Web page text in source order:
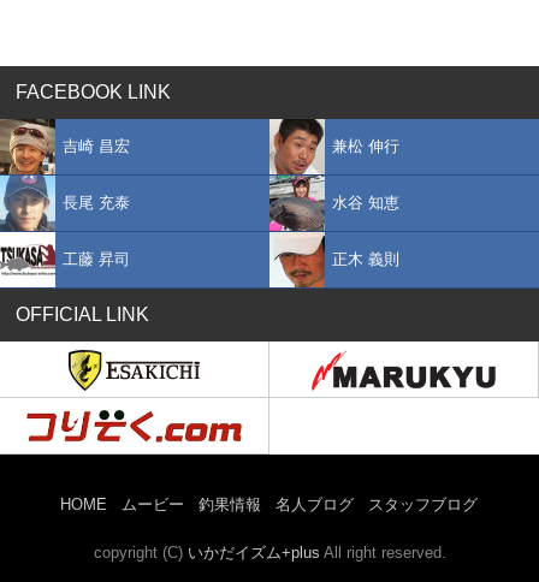
FACEBOOK LINK
吉崎 昌宏 兼松 伸行
長尾 充泰 水谷 知恵
工藤 昇司 正木 義則
OFFICIAL LINK
HOME ムービー 釣果情報 名人ブログ スタッフブログ
copyright (C) いかだイズム+plus All right reserved.